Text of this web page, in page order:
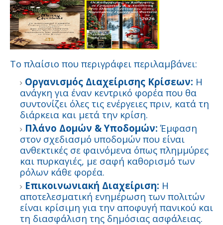
Το πλαίσιο που περιγράφει περιλαμβάνει:
Οργανισμός Διαχείρισης Κρίσεων: Η
ανάγκη για έναν κεντρικό φορέα που θα
συντονίζει όλες τις ενέργειες πριν, κατά τη
διάρκεια και μετά την κρίση.
Πλάνο Δομών & Υποδομών: Έμφαση
στον σχεδιασμό υποδομών που είναι
ανθεκτικές σε φαινόμενα όπως πλημμύρες
και πυρκαγιές, με σαφή καθορισμό των
ρόλων κάθε φορέα.
Επικοινωνιακή Διαχείριση: Η
αποτελεσματική ενημέρωση των πολιτών
είναι κρίσιμη για την αποφυγή πανικού και
τη διασφάλιση της δημόσιας ασφάλειας.